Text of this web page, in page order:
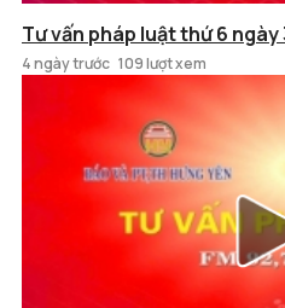
Tư vấn pháp luật thứ 6
4 ngày trước 109 lượt xem